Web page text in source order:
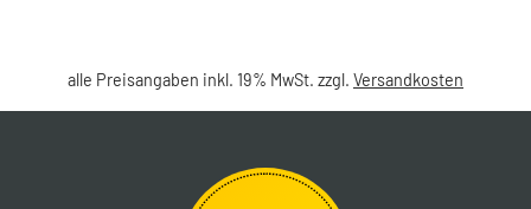
alle Preisangaben inkl. 19% MwSt. zzgl. Versandkosten